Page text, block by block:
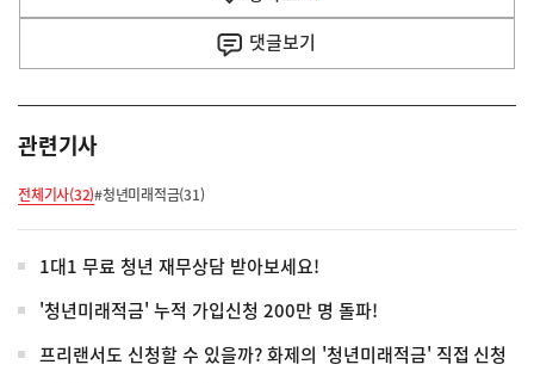
댓글보기
관련기사
전체기사(32)#청년미래적금(31)
1대1 무료 청년 재무상담 받아보세요!
'청년미래적금' 누적 가입신청 200만 명 돌파!
프리랜서도 신청할 수 있을까? 화제의 '청년미래적금' 직접 신청